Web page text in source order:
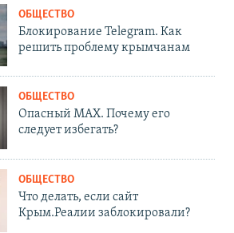
ОБЩЕСТВО
Блокирование Telegram. Как
решить проблему крымчанам
ОБЩЕСТВО
Опасный MAX. Почему его
следует избегать?
ОБЩЕСТВО
Что делать, если сайт
Крым.Реалии заблокировали?